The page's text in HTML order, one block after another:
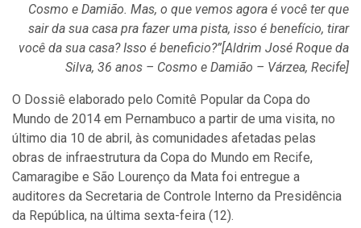
Cosmo e Damião. Mas, o que vemos agora é você ter que
sair da sua casa pra fazer uma pista, isso é benefício, tirar
você da sua casa? Isso é beneficio?”[Aldrim José Roque da
Silva, 36 anos – Cosmo e Damião – Várzea, Recife]
O Dossiê elaborado pelo Comitê Popular da Copa do
Mundo de 2014 em Pernambuco a partir de uma visita, no
último dia 10 de abril, às comunidades afetadas pelas
obras de infraestrutura da Copa do Mundo em Recife,
Camaragibe e São Lourenço da Mata foi entregue a
auditores da Secretaria de Controle Interno da Presidência
da República, na última sexta-feira (12).